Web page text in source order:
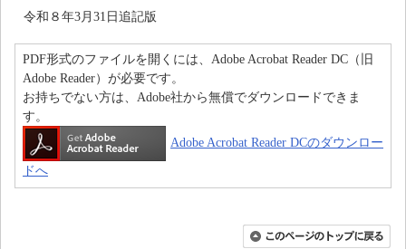
令和８年3月31日追記版
PDF形式のファイルを開くには、Adobe Acrobat Reader DC（旧
Adobe Reader）が必要です。
お持ちでない方は、Adobe社から無償でダウンロードできま
す。
Adobe Acrobat Reader DCのダウンロー
ドへ